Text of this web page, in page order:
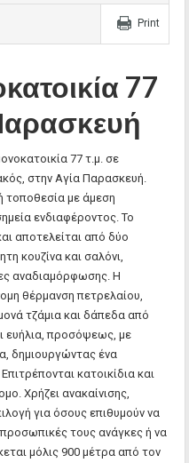
Print
77
77 τ.μ. σε
στην Αγία Παρασκευή.
τοποθεσία με άμεση
ενδιαφέροντος. Το
αποτελείται από δύο
κουζίνα και σαλόνι,
αναδιαμόρφωσης. Η
θέρμανση πετρελαίου,
τζάμια και δάπεδα από
ευήλια, προσόψεως, με
δημιουργώντας ένα
κατοικίδια και
Χρήζει ανακαίνισης,
για όσους επιθυμούν να
τους ανάγκες ή να
μόλις 900 μέτρα από τον